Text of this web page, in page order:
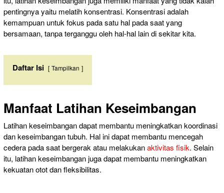
pentingnya yaitu melatih konsentrasi. Konsentrasi adalah
kemampuan untuk fokus pada satu hal pada saat yang
bersamaan, tanpa terganggu oleh hal-hal lain di sekitar kita.
Daftar Isi Tampilkan
Manfaat Latihan Keseimbangan
Latihan keseimbangan dapat membantu meningkatkan koordinasi
dan keseimbangan tubuh. Hal ini dapat membantu mencegah
cedera pada saat bergerak atau melakukanaktivitas fisik. Selain
itu, latihan keseimbangan juga dapat membantu meningkatkan
kekuatan otot dan fleksibilitas.